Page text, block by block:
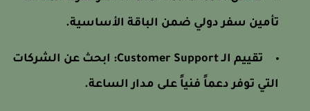
تأمين سفر دولي ضمن الباقة الأساسية.
تقييم الـ Customer Support: ابحث عن الشركات
التي توفر دعماً فنياً على مدار الساعة.